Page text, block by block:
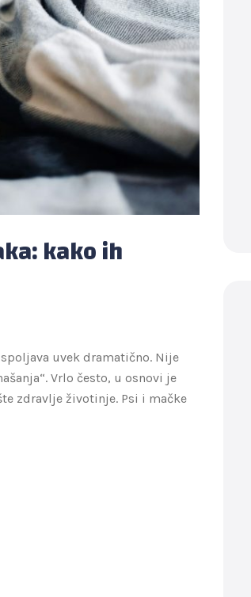
kako ih
uvek dramatično. Nije
Vrlo često, u osnovi je
zdravlje životinje. Psi i mačke